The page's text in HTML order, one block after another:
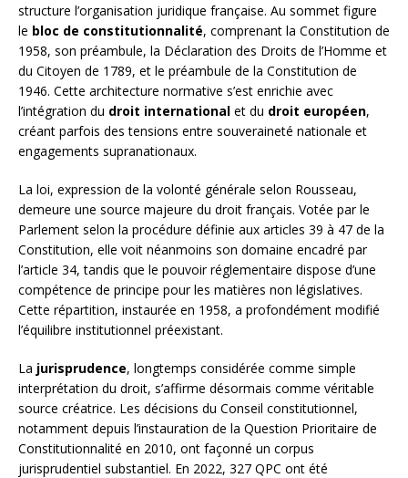
structure l’organisation juridique française. Au sommet figure
le bloc de constitutionnalité, comprenant la Constitution de
1958, son préambule, la Déclaration des Droits de l’Homme et
du Citoyen de 1789, et le préambule de la Constitution de
1946. Cette architecture normative s’est enrichie avec
l’intégration du droit international et du droit européen,
créant parfois des tensions entre souveraineté nationale et
engagements supranationaux.
La loi, expression de la volonté générale selon Rousseau,
demeure une source majeure du droit français. Votée par le
Parlement selon la procédure définie aux articles 39 à 47 de la
Constitution, elle voit néanmoins son domaine encadré par
l’article 34, tandis que le pouvoir réglementaire dispose d’une
compétence de principe pour les matières non législatives.
Cette répartition, instaurée en 1958, a profondément modifié
l’équilibre institutionnel préexistant.
La jurisprudence, longtemps considérée comme simple
interprétation du droit, s’affirme désormais comme véritable
source créatrice. Les décisions du Conseil constitutionnel,
notamment depuis l’instauration de la Question Prioritaire de
Constitutionnalité en 2010, ont façonné un corpus
jurisprudentiel substantiel. En 2022, 327 QPC ont été